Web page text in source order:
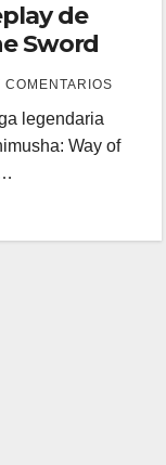
de
Sword
COMENTARIOS
legendaria
Way of